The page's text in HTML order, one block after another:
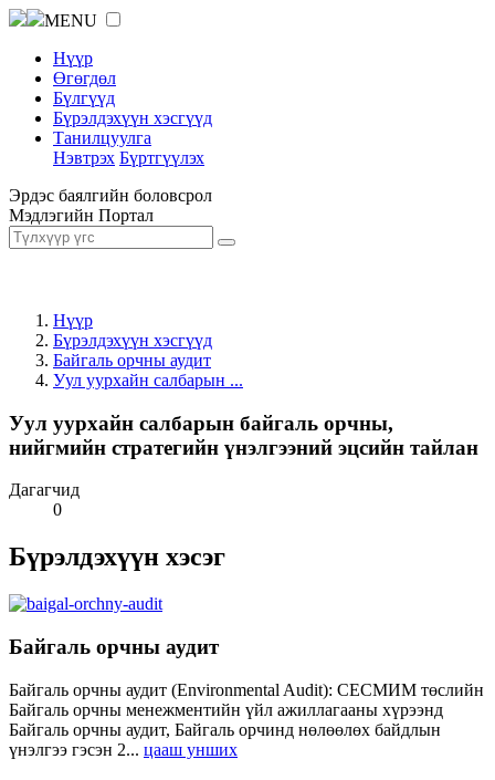
MENU
Нүүр
Өгөгдөл
Бүлгүүд
Бүрэлдэхүүн хэсгүүд
Танилцуулга
Нэвтрэх Бүртгүүлэх
Эрдэс баялгийн боловсрол
Мэдлэгийн Портал
Нүүр
Бүрэлдэхүүн хэсгүүд
Байгаль орчны аудит
Уул уурхайн салбарын ...
Уул уурхайн салбарын байгаль орчны,
нийгмийн стратегийн үнэлгээний эцсийн тайлан
Дагагчид
0
Бүрэлдэхүүн хэсэг
Байгаль орчны аудит
Байгаль орчны аудит (Environmental Audit): СЕСМИМ төслийн
Байгаль орчны менежментийн үйл ажиллагааны хүрээнд
Байгаль орчны аудит, Байгаль орчинд нөлөөлөх байдлын
үнэлгээ гэсэн 2... цааш унших